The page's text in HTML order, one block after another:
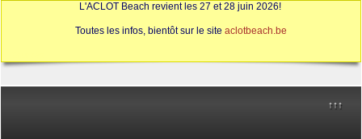
L'ACLOT Beach revient les 27 et 28 juin 2026!
Toutes les infos, bientôt sur le site aclotbeach.be
↑↑↑